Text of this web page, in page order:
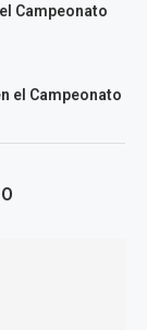
Campeonato
el Campeonato